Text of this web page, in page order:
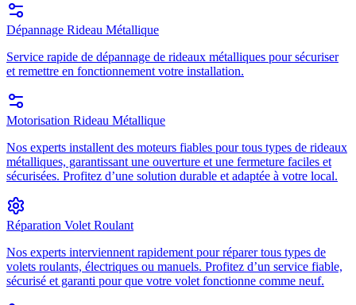
Dépannage Rideau Métallique
Service rapide de dépannage de rideaux métalliques pour sécuriser
et remettre en fonctionnement votre installation.
Motorisation Rideau Métallique
Nos experts installent des moteurs fiables pour tous types de rideaux
métalliques, garantissant une ouverture et une fermeture faciles et
sécurisées. Profitez d’une solution durable et adaptée à votre local.
Réparation Volet Roulant
Nos experts interviennent rapidement pour réparer tous types de
volets roulants, électriques ou manuels. Profitez d’un service fiable,
sécurisé et garanti pour que votre volet fonctionne comme neuf.